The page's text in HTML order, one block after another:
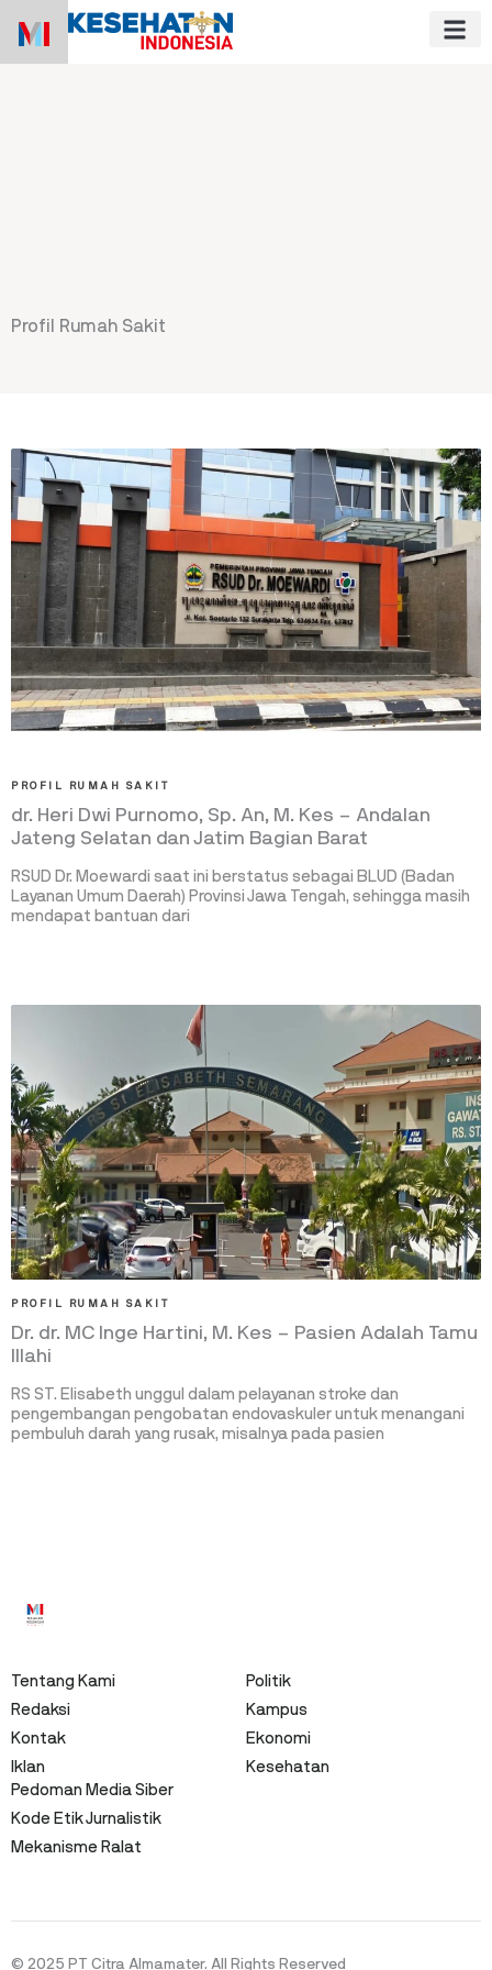
Profil Rumah Sakit
PROFIL RUMAH SAKIT
dr. Heri Dwi Purnomo, Sp. An, M. Kes – Andalan
Jateng Selatan dan Jatim Bagian Barat
RSUD Dr. Moewardi saat ini berstatus sebagai BLUD (Badan
Layanan Umum Daerah) Provinsi Jawa Tengah, sehingga masih
mendapat bantuan dari
PROFIL RUMAH SAKIT
Dr. dr. MC Inge Hartini, M. Kes – Pasien Adalah Tamu
Illahi
RS ST. Elisabeth unggul dalam pelayanan stroke dan
pengembangan pengobatan endovaskuler untuk menangani
pembuluh darah yang rusak, misalnya pada pasien
Tentang Kami
Redaksi
Kontak
Iklan
Politik
Kampus
Ekonomi
Kesehatan
Pedoman Media Siber
Kode Etik Jurnalistik
Mekanisme Ralat
© 2025 PT Citra Almamater. All Rights Reserved